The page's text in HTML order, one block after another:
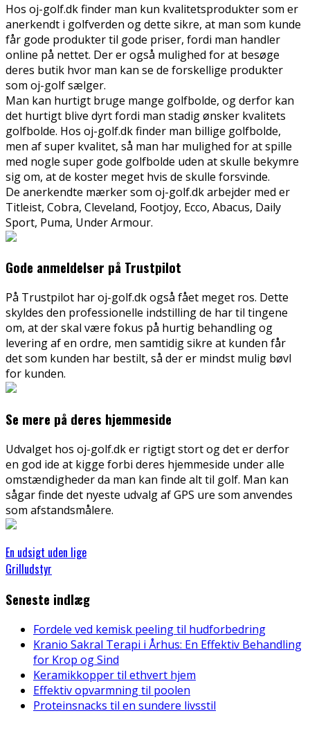
Hos oj-golf.dk finder man kun kvalitetsprodukter som er
anerkendt i golfverden og dette sikre, at man som kunde
får gode produkter til gode priser, fordi man handler
online på nettet. Der er også mulighed for at besøge
deres butik hvor man kan se de forskellige produkter
som oj-golf sælger.
Man kan hurtigt bruge mange golfbolde, og derfor kan
det hurtigt blive dyrt fordi man stadig ønsker kvalitets
golfbolde. Hos oj-golf.dk finder man billige golfbolde,
men af super kvalitet, så man har mulighed for at spille
med nogle super gode golfbolde uden at skulle bekymre
sig om, at de koster meget hvis de skulle forsvinde.
De anerkendte mærker som oj-golf.dk arbejder med er
Titleist, Cobra, Cleveland, Footjoy, Ecco, Abacus, Daily
Sport, Puma, Under Armour.
Gode anmeldelser på Trustpilot
På Trustpilot har oj-golf.dk også fået meget ros. Dette
skyldes den professionelle indstilling de har til tingene
om, at der skal være fokus på hurtig behandling og
levering af en ordre, men samtidig sikre at kunden får
det som kunden har bestilt, så der er mindst mulig bøvl
for kunden.
Se mere på deres hjemmeside
Udvalget hos oj-golf.dk er rigtigt stort og det er derfor
en god ide at kigge forbi deres hjemmeside under alle
omstændigheder da man kan finde alt til golf. Man kan
sågar finde det nyeste udvalg af GPS ure som anvendes
som afstandsmålere.
En udsigt uden lige
Grilludstyr
Seneste indlæg
Fordele ved kemisk peeling til hudforbedring
Kranio Sakral Terapi i Århus: En Effektiv Behandling
for Krop og Sind
Keramikkopper til ethvert hjem
Effektiv opvarmning til poolen
Proteinsnacks til en sundere livsstil